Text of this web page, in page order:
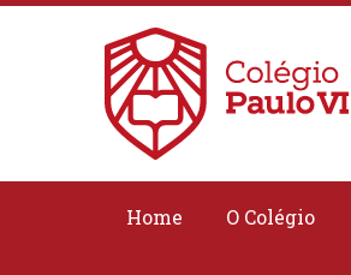
Home O Colégio